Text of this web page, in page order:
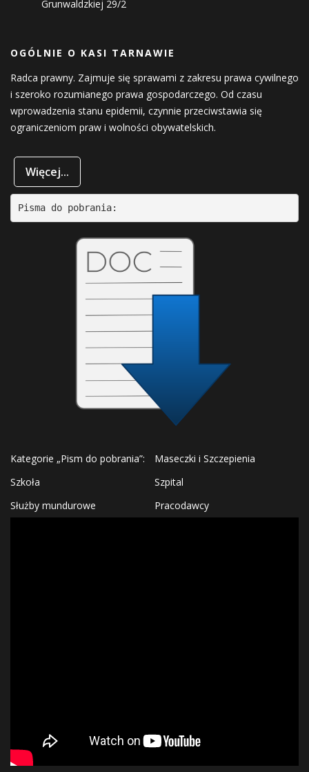
Grunwaldzkiej 29/2
OGÓLNIE O KASI TARNAWIE
Radca prawny. Zajmuje się sprawami z zakresu prawa cywilnego
i szeroko rozumianego prawa gospodarczego. Od czasu
wprowadzenia stanu epidemii, czynnie przeciwstawia się
ograniczeniom praw i wolności obywatelskich.
Więcej...
Pisma do pobrania:
Kategorie „Pism do pobrania”:
Maseczki i Szczepienia
Szkoła
Szpital
Służby mundurowe
Pracodawcy